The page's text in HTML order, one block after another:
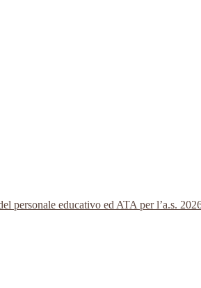
educativo ed ATA per l’a.s.